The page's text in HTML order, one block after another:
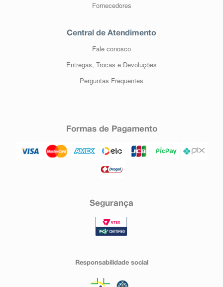
Fornecedores
Central de Atendimento
Fale conosco
Entregas, Trocas e Devoluções
Perguntas Frequentes
Formas de Pagamento
Segurança
Responsabilidade social